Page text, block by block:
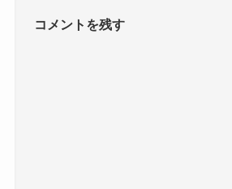
コメントを残す